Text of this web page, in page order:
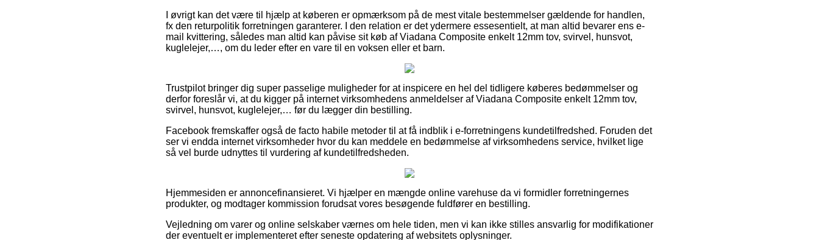
I øvrigt kan det være til hjælp at køberen er opmærksom på de mest vitale bestemmelser gældende for handlen,
fx den returpolitik forretningen garanterer. I den relation er det ydermere essesentielt, at man altid bevarer ens e-
mail kvittering, således man altid kan påvise sit køb af Viadana Composite enkelt 12mm tov, svirvel, hunsvot,
kuglelejer,…, om du leder efter en vare til en voksen eller et barn.
Trustpilot bringer dig super passelige muligheder for at inspicere en hel del tidligere køberes bedømmelser og
derfor foreslår vi, at du kigger på internet virksomhedens anmeldelser af Viadana Composite enkelt 12mm tov,
svirvel, hunsvot, kuglelejer,… før du lægger din bestilling.
Facebook fremskaffer også de facto habile metoder til at få indblik i e-forretningens kundetilfredshed. Foruden det
ser vi endda internet virksomheder hvor du kan meddele en bedømmelse af virksomhedens service, hvilket lige
så vel burde udnyttes til vurdering af kundetilfredsheden.
Hjemmesiden er annoncefinansieret. Vi hjælper en mængde online varehuse da vi formidler forretningernes
produkter, og modtager kommission forudsat vores besøgende fuldfører en bestilling.
Vejledning om varer og online selskaber værnes om hele tiden, men vi kan ikke stilles ansvarlig for modifikationer
der eventuelt er implementeret efter seneste opdatering af websitets oplysninger.